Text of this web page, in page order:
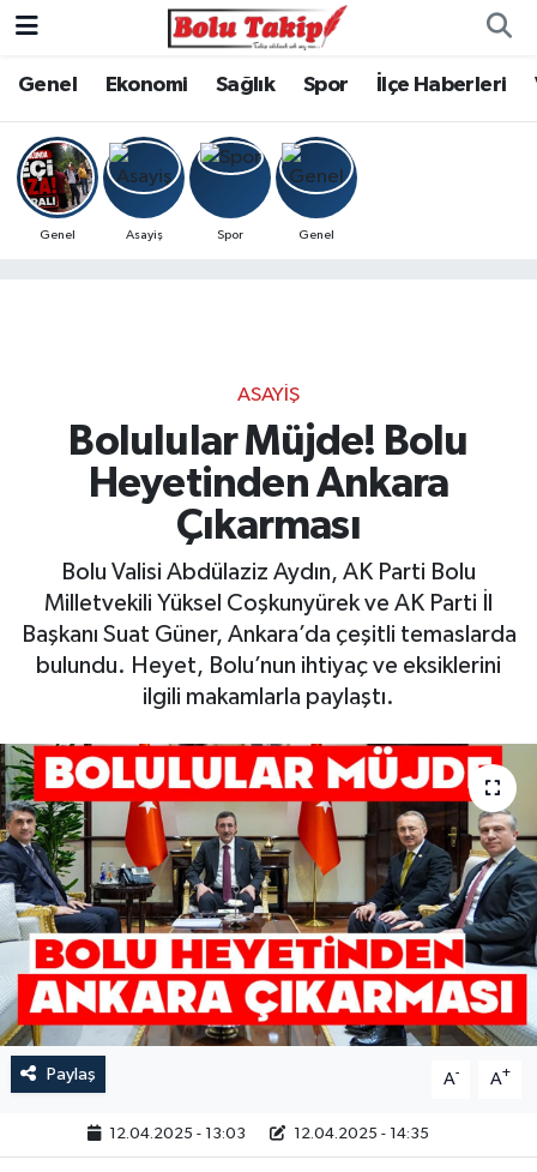
Genel Ekonomi Sağlık Spor İlçe Haberleri
Genel Asayiş Spor Genel
ASAYIŞ
Bolulular Müjde! Bolu
Heyetinden Ankara
Çıkarması
Bolu Valisi Abdülaziz Aydın, AK Parti Bolu
Milletvekili Yüksel Coşkunyürek ve AK Parti İl
Başkanı Suat Güner, Ankara’da çeşitli temaslarda
bulundu. Heyet, Bolu’nun ihtiyaç ve eksiklerini
ilgili makamlarla paylaştı.
Paylaş A- A+
12.04.2025 - 13:03 12.04.2025 - 14:35